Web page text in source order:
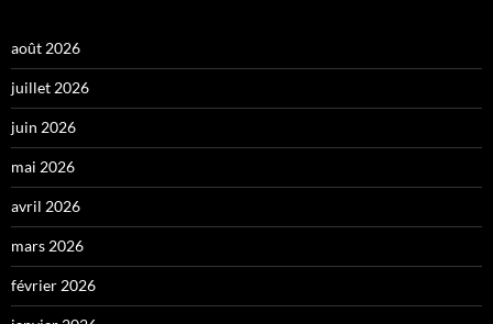
août 2026
juillet 2026
juin 2026
mai 2026
avril 2026
mars 2026
février 2026